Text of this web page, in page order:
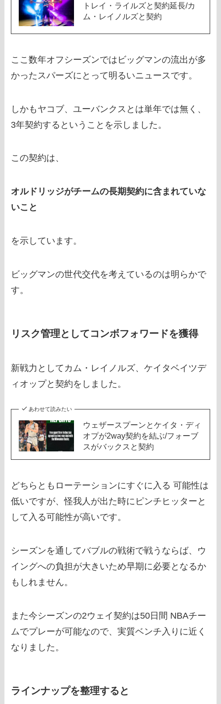
トレイ・ライルズと契約延長/カ
ム・レイノルズと契約
ここ数年オフシーズンではビッグマンの流出が多
かったスパーズにとって明るいニュースです。
しかもヤコブ、ユーバンクスとは単年では無く、
3年契約するということを示しました。
この契約は、
オルドリッジがチームの長期契約に含まれていな
いこと
を示しています。
ビッグマンの世代交代を考えているのは明らかで
す。
リスク管理としてコンボフォワードを獲得
新戦力としてカム・レイノルズ、ケイタベイツデ
ィオップと契約をしました。
あわせて読みたい
ウェザースプーンとケイタ・ディ
オプが2way契約を結ぶ/フォーブ
スがバックスと契約
どちらともローテーションにすぐに入る 可能性は
低いですが、怪我人が出た時にピンチヒッターと
して入る可能性が高いです。
シーズンを通してバブルの戦術で戦うならば、ウ
イングへの負担が大きいため早期に必要となるか
もしれません。
また今シーズンの2ウェイ契約は50日間 NBAチー
ムでプレーが可能なので、実質ベンチ入りに近く
なりました。
ラインナップを整理すると